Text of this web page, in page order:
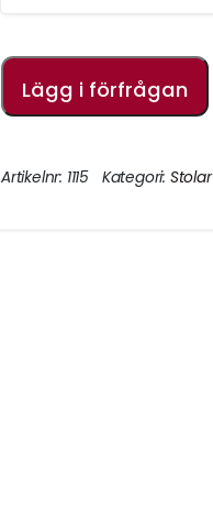
Lägg i förfrågan
Artikelnr: 1115 Kategori: Stolar